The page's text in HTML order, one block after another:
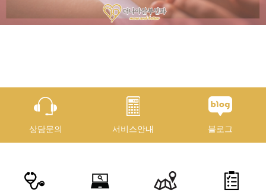
상담문의 서비스안내 블로그